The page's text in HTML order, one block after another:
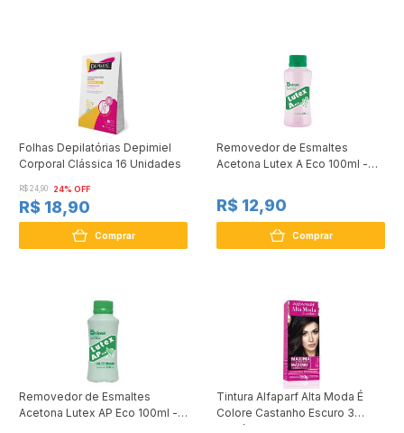
Folhas Depilatórias Depimiel
Corporal Clássica 16 Unidades
R$ 24,90 24% OFF
R$ 18,90
Comprar
Removedor de Esmaltes
Acetona Lutex A Eco 100ml -
R$ 12,90
Comprar
Removedor de Esmaltes
Acetona Lutex AP Eco 100ml -
Tintura Alfaparf Alta Moda É
Colore Castanho Escuro 3
Caffé 150g